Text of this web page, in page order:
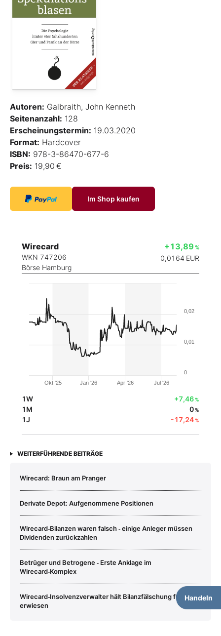
Autoren: Galbraith, John Kenneth
Seitenanzahl: 128
Erscheinungstermin: 19.03.2020
Format: Hardcover
ISBN: 978-3-86470-677-6
Preis: 19,90 €
Im Shop kaufen
Wirecard
WKN 747206
Börse Hamburg
+13,89 %
0,0164 EUR
Handeln
Okt '25 Jan '26 Apr '26 Jul '26
0
0,01
0,02
1W +7,46%
1M 0%
1J -17,24%
WEITERFÜHRENDE BEITRÄGE
Wirecard: Braun am Pranger
Derivate Depot: Aufgenommene Positionen
Wirecard‑Bilanzen waren falsch ‑ einige Anleger müssen
Dividenden zurückzahlen
Betrüger und Betrogene ‑ Erste Anklage im
Wirecard‑Komplex
Wirecard‑Insolvenzverwalter hält Bilanzfälschung für
erwiesen